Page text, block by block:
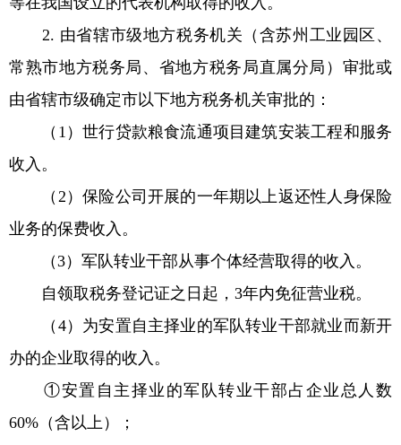
2. 由省辖市级地方税务机关（含苏州工业园区、
常熟市地方税务局、省地方税务局直属分局）审批或
由省辖市级确定市以下地方税务机关审批的：
（1）世行贷款粮食流通项目建筑安装工程和服务
收入。
（2）保险公司开展的一年期以上返还性人身保险
业务的保费收入。
（3）军队转业干部从事个体经营取得的收入。
自领取税务登记证之日起，3年内免征营业税。
（4）为安置自主择业的军队转业干部就业而新开
办的企业取得的收入。
①安置自主择业的军队转业干部占企业总人数
60%（含以上）；